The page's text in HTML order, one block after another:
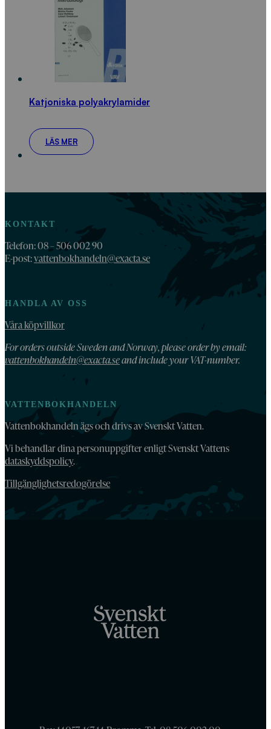
Katjoniska polyakrylamider
LÄS MER
KONTAKT
Telefon: 08 – 506 002 90
E-post:vattenbokhandeln@exacta.se
HANDLA AV OSS
Våra köpvillkor
For orders outside Sweden and Norway, please order by email:
vattenbokhandeln@exacta.seand include your VAT-number.
VATTENBOKHANDELN
Vattenbokhandeln ägs och drivs av Svenskt Vatten.
Vi behandlar dina personuppgifter enligt Svenskt Vattens
dataskyddspolicy.
Tillgänglighetsredogörelse